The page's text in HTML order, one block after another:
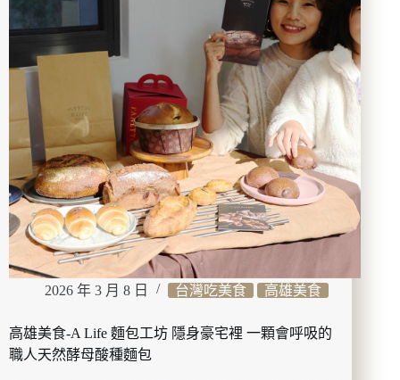
~
館
喬
不
僅
環
境
更
優
雅
舒
適
點
內
2026 年 3 月 8 日 台灣吃美食 高雄美食
高雄美食-A Life 麵包工坊 隱身豪宅裡 一顆會呼吸的
職人天然酵母酸種麵包